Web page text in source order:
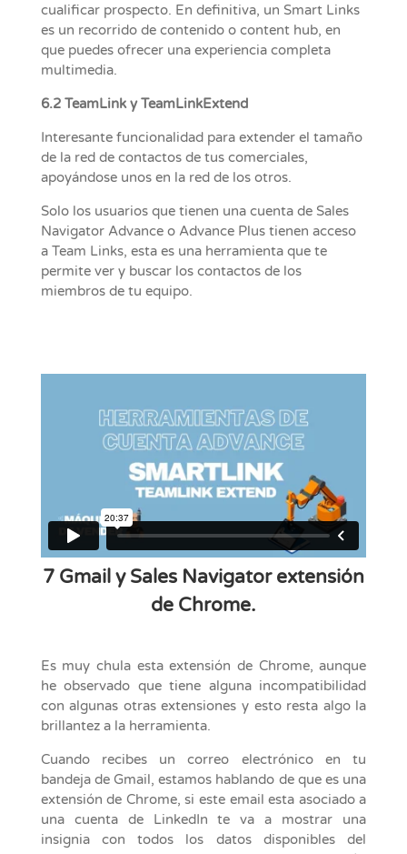
cualificar prospecto. En definitiva, un Smart Links
es un recorrido de contenido o content hub, en
que puedes ofrecer una experiencia completa
multimedia.
6.2 TeamLink y TeamLinkExtend
Interesante funcionalidad para extender el tamaño
de la red de contactos de tus comerciales,
apoyándose unos en la red de los otros.
Solo los usuarios que tienen una cuenta de Sales
Navigator Advance o Advance Plus tienen acceso
a Team Links, esta es una herramienta que te
permite ver y buscar los contactos de los
miembros de tu equipo.
7 Gmail y Sales Navigator extensión
de Chrome.
Es muy chula esta extensión de Chrome, aunque
he observado que tiene alguna incompatibilidad
con algunas otras extensiones y esto resta algo la
brillantez a la herramienta.
Cuando recibes un correo electrónico en tu
bandeja de Gmail, estamos hablando de que es una
extensión de Chrome, si este email esta asociado a
una cuenta de LinkedIn te va a mostrar una
insignia con todos los datos disponibles del